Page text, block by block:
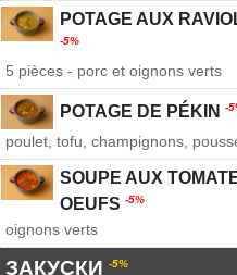
POTAGE AUX
-5%
5 pièces - porc et oignons verts
POTAGE DE PÉKIN -
poulet, tofu, champignons,
SOUPE AUX
OEUFS -5%
oignons verts
ЗАКУСКИ -5%